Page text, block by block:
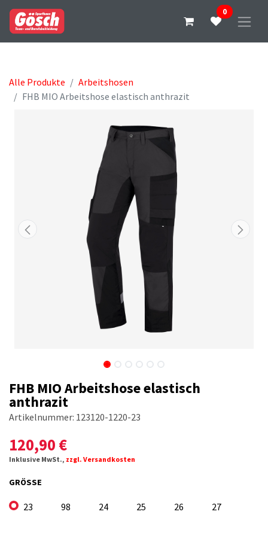
0
Alle Produkte
Arbeitshosen
FHB MIO Arbeitshose elastisch anthrazit
FHB MIO Arbeitshose elastisch
anthrazit
Artikelnummer: 123120-1220-23
120,90 €
Inklusive MwSt., zzgl. Versandkosten
GRÖSSE
23 98 24 25 26 27